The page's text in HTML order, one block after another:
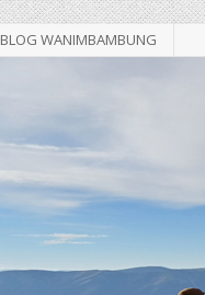
BLOG WANIMBAMBUNG